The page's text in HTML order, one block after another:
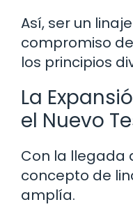
Así, ser un
compromiso
los principios
La
el Nuevo
Con la llegada
concepto de
amplía.